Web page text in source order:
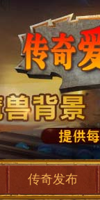
传奇发布